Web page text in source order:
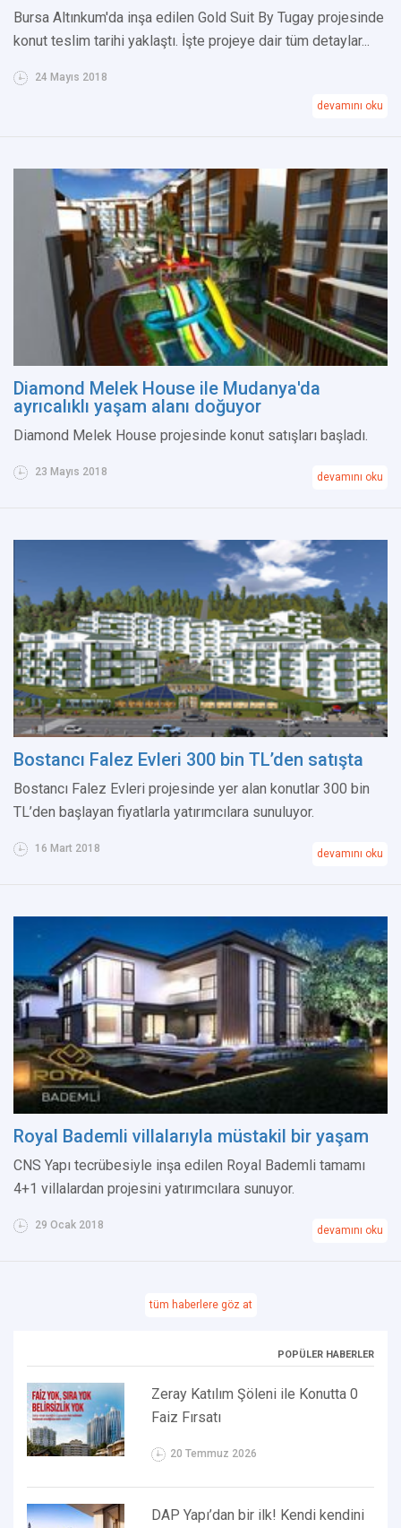
Bursa Altınkum'da inşa edilen Gold Suit By Tugay projesinde
konut teslim tarihi yaklaştı. İşte projeye dair tüm detaylar...
24 Mayıs 2018
devamını oku
Diamond Melek House ile Mudanya'da
ayrıcalıklı yaşam alanı doğuyor
Diamond Melek House projesinde konut satışları başladı.
23 Mayıs 2018 devamını oku
Bostancı Falez Evleri 300 bin TL’den satışta
Bostancı Falez Evleri projesinde yer alan konutlar 300 bin
TL’den başlayan fiyatlarla yatırımcılara sunuluyor.
16 Mart 2018 devamını oku
Royal Bademli villalarıyla müstakil bir yaşam
CNS Yapı tecrübesiyle inşa edilen Royal Bademli tamamı
4+1 villalardan projesini yatırımcılara sunuyor.
29 Ocak 2018 devamını oku
tüm haberlere göz at
POPÜLER HABERLER
Zeray Katılım Şöleni ile Konutta 0
Faiz Fırsatı
20 Temmuz 2026
DAP Yapı’dan bir ilk! Kendi kendini